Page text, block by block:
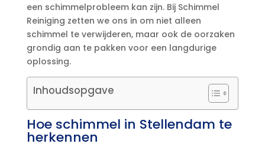
een schimmelprobleem kan zijn.​ Bij Schimmel
Reiniging zetten we ons in om niet alleen
schimmel te verwijderen, maar ook de oorzaken
grondig aan te pakken voor een langdurige
oplossing.​
Inhoudsopgave
Hoe schimmel in Stellendam te
herkennen